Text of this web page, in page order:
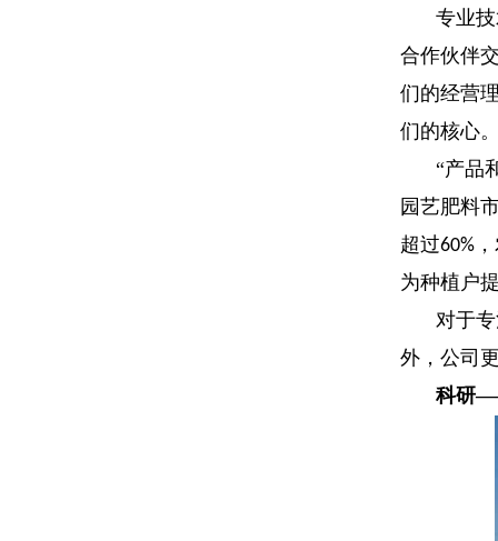
专业
合作伙伴
们的经营
们的核心
“产品
园艺肥料
超过60%
为种植户
对于
外，公司
科研